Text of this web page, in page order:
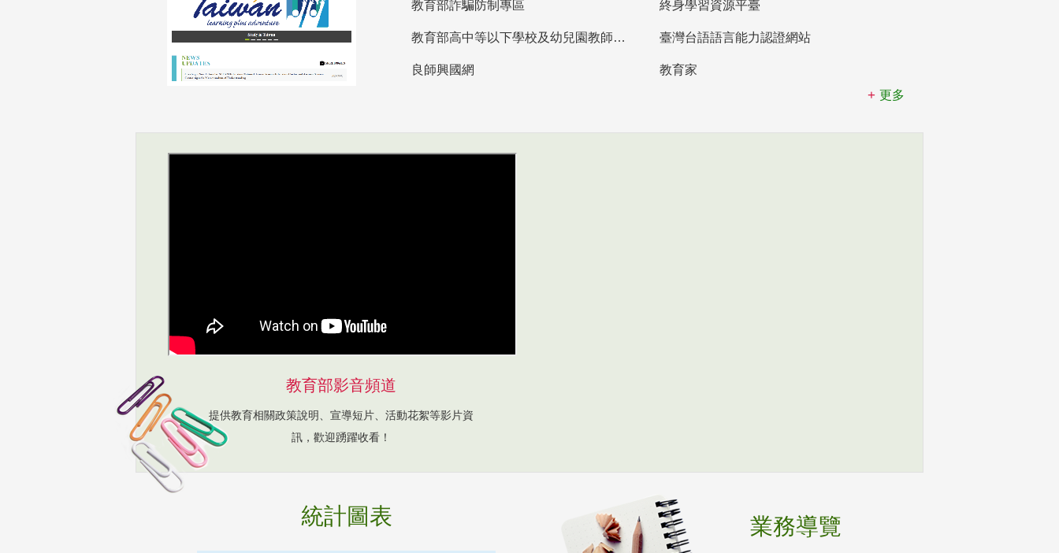
教育部詐騙防制專區 終身學習資源平臺
教育部高中等以下學校及幼兒園教師資格檢定考試 臺灣台語語言能力認證網站
良師興國網
教育家
更多
教育部影音頻道
提供教育相關政策說明、宣導短片、活動花絮等影片資
訊，歡迎踴躍收看！
統計圖表 業務導覽